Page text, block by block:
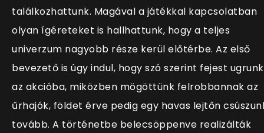
találkozhattunk. Magával a játékkal kapcsolatban
olyan ígéreteket is hallhattunk, hogy a teljes
univerzum nagyobb része kerül előtérbe. Az első
bevezető is úgy indul, hogy szó szerint fejest ugrunk
az akcióba, miközben mögöttünk felrobbannak az
űrhajók, földet érve pedig egy havas lejtőn
tovább. A történetbe belecsöppenve realizálták